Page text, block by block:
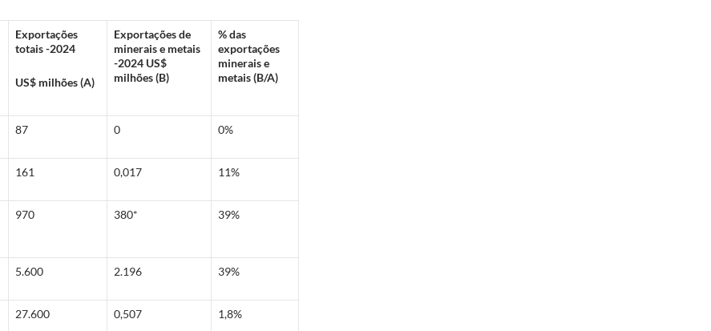
Exportações
totais -2024
US$ milhões (A)
Exportações de
minerais e metais
-2024 US$
milhões (B)
% das
exportações
minerais e
metais (B/A)
87 0 0%
161 0,017 11%
970 380* 39%
5.600 2.196 39%
27.600 0,507 1,8%